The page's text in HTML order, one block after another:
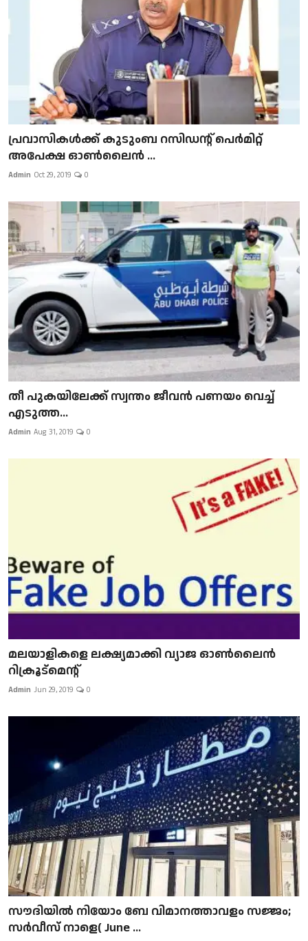
പ്രവാസികള്‍ക്ക് കുടുംബ റസിഡന്റ് പെർമിറ്റ്
അപേക്ഷ ഓൺലൈൻ ...
Admin Oct 29, 2019 0
​​​​​​​തീ പുകയിലേക്ക് സ്വന്തം ജീവന്‍ പണയം വെച്ച്
എടുത്ത...
Admin Aug 31, 2019 0
മലയാളികളെ ലക്ഷ്യമാക്കി വ്യാജ ഓൺലൈൻ
റിക്രൂട്മെന്റ്
Admin Jun 29, 2019 0
സൗദിയിൽ നിയോം ബേ വിമാനത്താവളം സജ്ജം;
സർവീസ് നാളെ( June ...